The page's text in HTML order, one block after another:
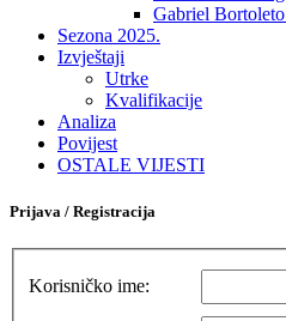
Gabriel Bortoleto
Sezona 2025.
Izvještaji
Utrke
Kvalifikacije
Analiza
Povijest
OSTALE VIJESTI
Prijava / Registracija
Korisničko ime: